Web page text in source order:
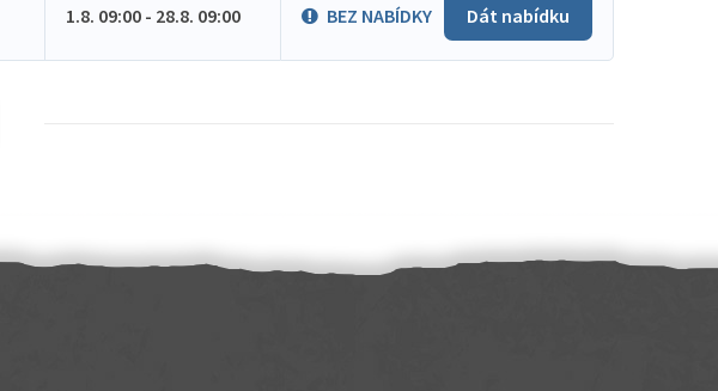
1.8. 09:00 - 28.8. 09:00 BEZ NABÍDKY Dát nabídku